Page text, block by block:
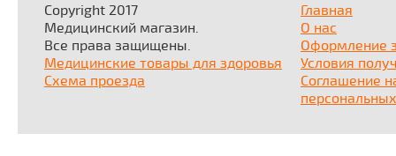
Copyright 2017
Медицинский магазин.
Все права защищены.
Медицинские товары для здоровья
Схема проезда
Главная
О нас
Оформление
Условия
Соглашение